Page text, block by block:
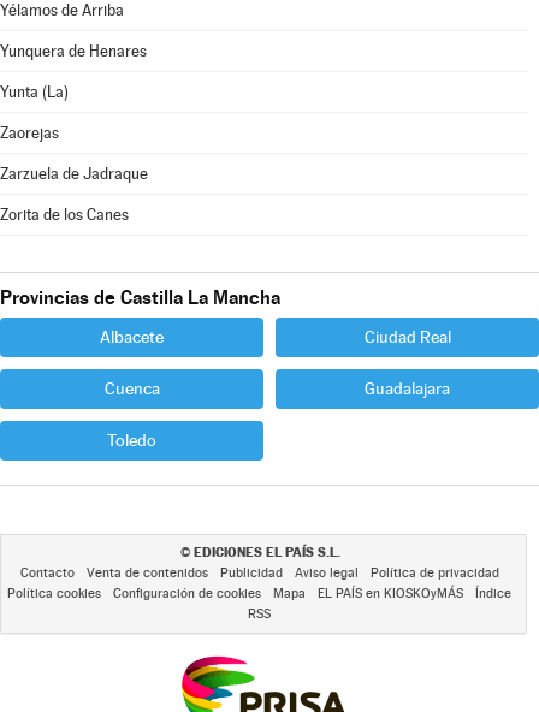
Yélamos de Arriba
Yunquera de Henares
Yunta (La)
Zaorejas
Zarzuela de Jadraque
Zorita de los Canes
Provincias de Castilla La Mancha
Albacete Ciudad Real
Cuenca Guadalajara
Toledo
© EDICIONES EL PAÍS S.L.
Contacto Venta de contenidos Publicidad Aviso legal
Política de privacidad
Política cookies
Configuración de cookies Mapa EL PAÍS en KIOSKOyMÁS
Índice
RSS